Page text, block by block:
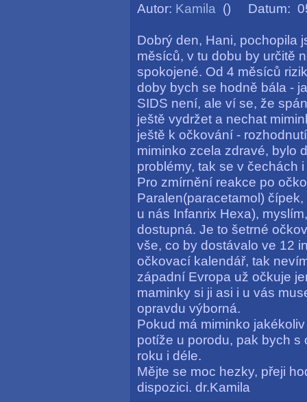
Autor: Kamila () Datum:
Dobrý den, Hani, pochopila
měsíců, v tu dobu by určitě
spokojené. Od 4 měsíců
doby bych se hodně bála -
SIDS není, ale ví se, že
ještě vydržet a nechat
ještě k očkování -
miminko zcela zdravé, bylo
problémy, tak se v čechách
Pro zmírnění reakce po
Paralen(paracetamol)
u nás Infanrix Hexa),
dostupná. Je to šetrné
vše, co by dostávalo ve 12
očkovací kalendář, tak
západní Evropa už očkuje
maminky si ji asi i u vás
opravdu výborná.
Pokud má miminko
potíže u porodu, pak bych
roku i déle.
Mějte se moc hezky, přeji
dispozici. dr.Kamila